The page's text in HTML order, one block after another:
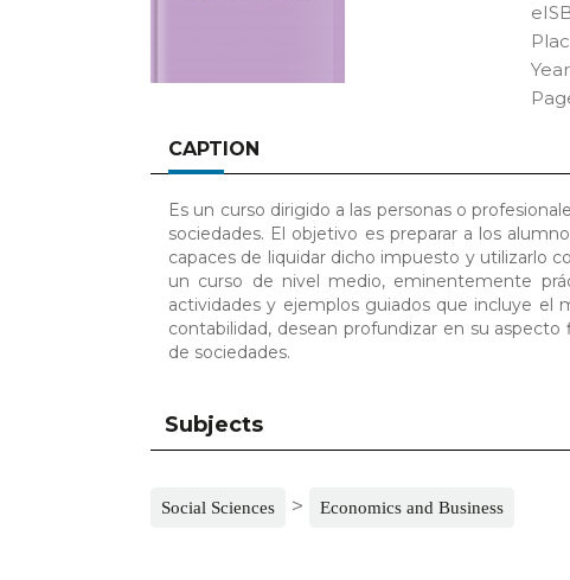
CAPTION
Es un curso dirigido a las personas o
sociedades. El objetivo es preparar a los
capaces de liquidar dicho impuesto y utilizarlo
un curso de nivel medio, eminentemente
actividades y ejemplos guiados que incluye el
contabilidad, desean profundizar en su
de sociedades.
Subjects
Social Sciences > Economics and Business